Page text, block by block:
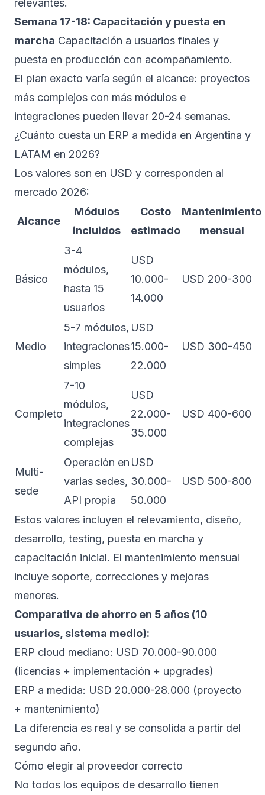
relevantes.
Semana 17-18: Capacitación y puesta en
marcha Capacitación a usuarios finales y
puesta en producción con acompañamiento.
El plan exacto varía según el alcance: proyectos
más complejos con más módulos e
integraciones pueden llevar 20-24 semanas.
¿Cuánto cuesta un ERP a medida en Argentina y
LATAM en 2026?
Los valores son en USD y corresponden al
mercado 2026:
Alcance
Módulos
incluidos
Costo
estimado
Mantenimiento
mensual
Básico
3-4
módulos,
hasta 15
usuarios
USD
10.000-
14.000
USD 200-300
Medio
5-7 módulos,
integraciones
simples
USD
15.000-
22.000
USD 300-450
Completo
7-10
módulos,
integraciones
complejas
USD
22.000-
35.000
USD 400-600
Multi-
sede
Operación en
varias sedes,
API propia
USD
30.000-
50.000
USD 500-800
Estos valores incluyen el relevamiento, diseño,
desarrollo, testing, puesta en marcha y
capacitación inicial. El mantenimiento mensual
incluye soporte, correcciones y mejoras
menores.
Comparativa de ahorro en 5 años (10
usuarios, sistema medio):
ERP cloud mediano: USD 70.000-90.000
(licencias + implementación + upgrades)
ERP a medida: USD 20.000-28.000 (proyecto
+ mantenimiento)
La diferencia es real y se consolida a partir del
segundo año.
Cómo elegir al proveedor correcto
No todos los equipos de desarrollo tienen